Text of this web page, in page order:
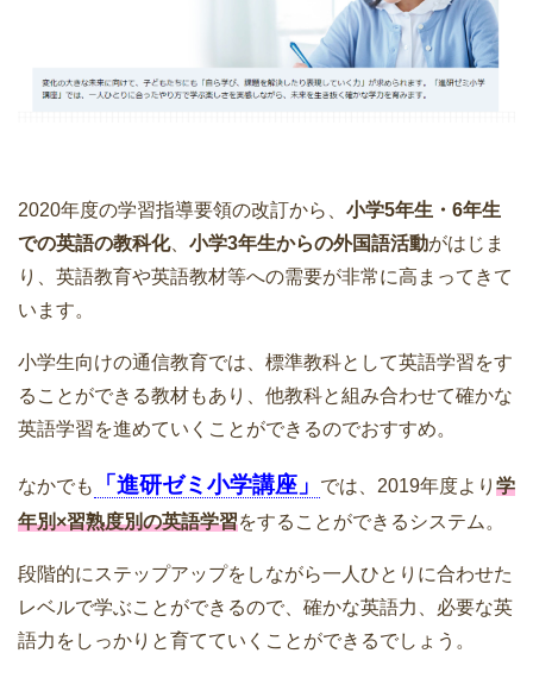
2020年度の学習指導要領の改訂から、 小学5年生・6年生
での英語の教科化、 小学3年生からの外国語活動がはじま
り、英語教育や英語教材等への需要が非常に高まってきて
います。
小学生向けの通信教育では、標準教科として英語学習をす
ることができる教材もあり、他教科と組み合わせて確かな
英語学習を進めていくことができるのでおすすめ。
なかでも 「進研ゼミ小学講座」 では、2019年度より 学
年別×習熟度別の英語学習をすることができるシステム。
段階的にステップアップをしながら一人ひとりに合わせた
レベルで学ぶことができるので、確かな英語力、必要な英
語力をしっかりと育てていくことができるでしょう。